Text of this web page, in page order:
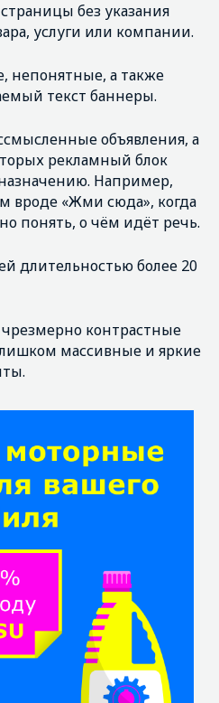
без указания
услуги или компании.
непонятные, а также
текст баннеры.
объявления, а
рекламный блок
Например,
вроде «Жми сюда», когда
понять, о чём идёт речь.
длительностью более 20
контрастные
массивные и яркие